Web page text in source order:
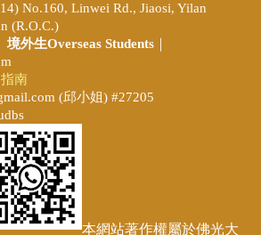
No.160, Linwei Rd., Jiaosi, Yilan
(R.O.C.)
境外生Overseas Students
南
(邱小姐) #27205
本網站著作權屬於佛光大